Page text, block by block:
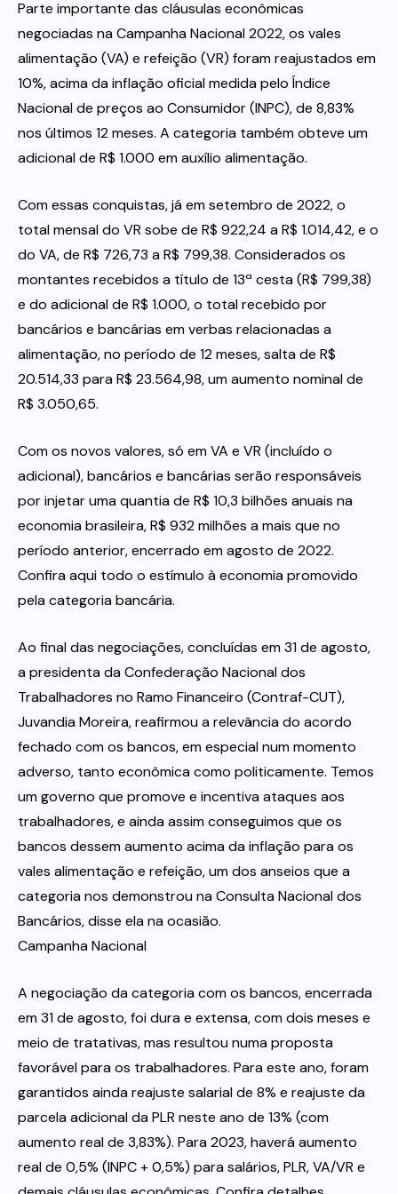
Itau
Financeiras e Cooperativas
Parte importante das cláusulas econômicas
negociadas na Campanha Nacional 2022, os vales
alimentação (VA) e refeição (VR) foram reajustados em
10%, acima da inflação oficial medida pelo Índice
Nacional de preços ao Consumidor (INPC), de 8,83%
nos últimos 12 meses. A categoria também obteve um
adicional de R$ 1.000 em auxílio alimentação.
Com essas conquistas, já em setembro de 2022, o
total mensal do VR sobe de R$ 922,24 a R$ 1.014,42, e o
do VA, de R$ 726,73 a R$ 799,38. Considerados os
montantes recebidos a título de 13ª cesta (R$ 799,38)
e do adicional de R$ 1.000, o total recebido por
bancários e bancárias em verbas relacionadas a
alimentação, no período de 12 meses, salta de R$
20.514,33 para R$ 23.564,98, um aumento nominal de
R$ 3.050,65.
Com os novos valores, só em VA e VR (incluído o
adicional), bancários e bancárias serão responsáveis
por injetar uma quantia de R$ 10,3 bilhões anuais na
economia brasileira, R$ 932 milhões a mais que no
período anterior, encerrado em agosto de 2022.
Confira aqui todo o estímulo à economia promovido
pela categoria bancária.
Ao final das negociações, concluídas em 31 de agosto,
a presidenta da Confederação Nacional dos
Trabalhadores no Ramo Financeiro (Contraf-CUT),
Juvandia Moreira, reafirmou a relevância do acordo
fechado com os bancos, em especial num momento
adverso, tanto econômica como politicamente. Temos
um governo que promove e incentiva ataques aos
trabalhadores, e ainda assim conseguimos que os
bancos dessem aumento acima da inflação para os
vales alimentação e refeição, um dos anseios que a
categoria nos demonstrou na Consulta Nacional dos
Bancários, disse ela na ocasião.
Campanha Nacional
A negociação da categoria com os bancos, encerrada
em 31 de agosto, foi dura e extensa, com dois meses e
meio de tratativas, mas resultou numa proposta
favorável para os trabalhadores. Para este ano, foram
garantidos ainda reajuste salarial de 8% e reajuste da
parcela adicional da PLR neste ano de 13% (com
aumento real de 3,83%). Para 2023, haverá aumento
real de 0,5% (INPC + 0,5%) para salários, PLR, VA/VR e